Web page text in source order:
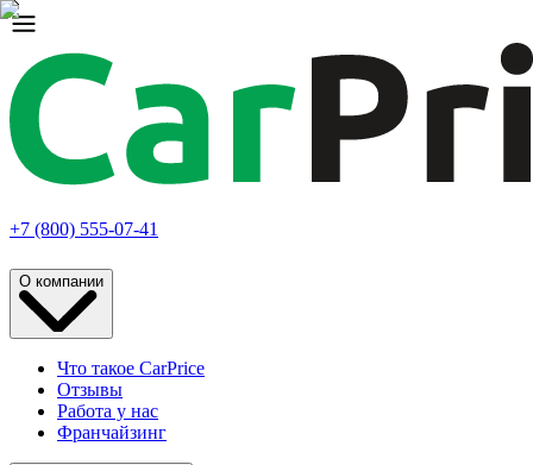
+7 (800) 555-07-41
О компании
Что такое CarPrice
Отзывы
Работа у нас
Франчайзинг